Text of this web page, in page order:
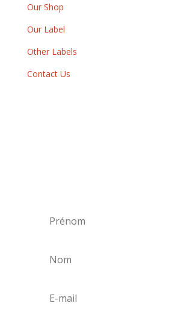
Our Shop
Our Label
Other Labels
Contact Us